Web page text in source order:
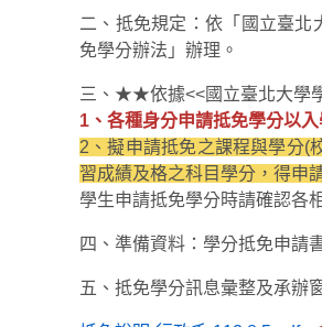
二、抵免規定：依「國立臺
免學分辦法」辦理。
三、★★依據<<國立臺北大學
1、各種身分申請抵免學分以
2、擬申請抵免之課程與學分(
習成績及格之科目學分，得申
學生申請抵免學分時請確認各
四、準備資料：學分抵免申請
五、抵免學分訊息彙整及承辦